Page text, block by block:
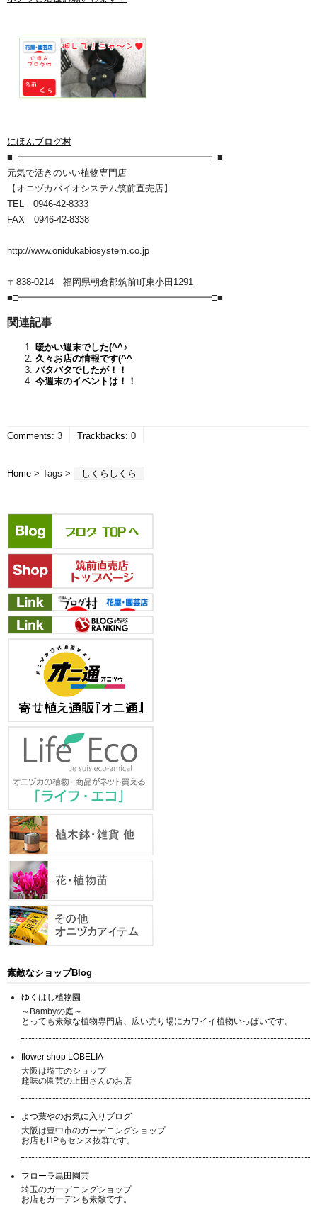
にほんブログ村
■□━━━━━━━━━━━━━━━━━━━━━□■
元気で活きのいい植物専門店
【オニヅカバイオシステム筑前直売店】
TEL 0946-42-8333
FAX 0946-42-8338
http://www.onidukabiosystem.co.jp
〒838-0214 福岡県朝倉郡筑前町東小田1291
■□━━━━━━━━━━━━━━━━━━━━━□■
関連記事
暖かい週末でした(^^♪
久々お店の情報です(^^ゞ
バタバタでしたが！！
今週末のイベントは！！
Comments: 3 Trackbacks: 0
Home > Tags > しくらしくら
素敵なショップBlog
ゆくはし植物園
～Bambyの庭～
とっても素敵な植物専門店、広い売り場にカワイイ植物いっぱいです。
flower shop LOBELIA
大阪は堺市のショップ
趣味の園芸の上田さんのお店
よつ葉やのお気に入りブログ
大阪は豊中市のガーデニングショップ
お店もHPもセンス抜群です。
フローラ黒田園芸
埼玉のガーデニングショップ
お店もガーデンも素敵です。